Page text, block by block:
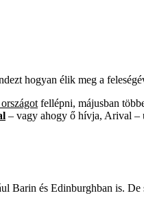
hogyan élik meg a
fellépni, májusban
– vagy ahogy ő hívja, Arival –
és Edinburghban is.